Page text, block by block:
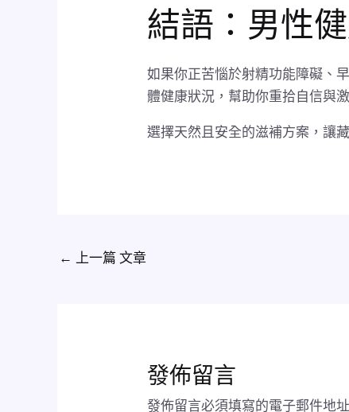
結語：男性
如果你正苦惱於射精功能障礙、
體健康狀況，幫助你重拾自信與激
選擇天然且安全的滋補方案，讓
← 上一篇 文章
發佈留言
發佈留言必須填寫的電子郵件地